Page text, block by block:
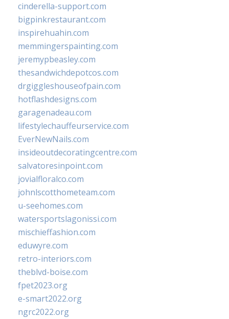
cinderella-support.com
bigpinkrestaurant.com
inspirehuahin.com
memmingerspainting.com
jeremypbeasley.com
thesandwichdepotcos.com
drgiggleshouseofpain.com
hotflashdesigns.com
garagenadeau.com
lifestylechauffeurservice.com
EverNewNails.com
insideoutdecoratingcentre.com
salvatoresinpoint.com
jovialfloralco.com
johnlscotthometeam.com
u-seehomes.com
watersportslagonissi.com
mischieffashion.com
eduwyre.com
retro-interiors.com
theblvd-boise.com
fpet2023.org
e-smart2022.org
ngrc2022.org